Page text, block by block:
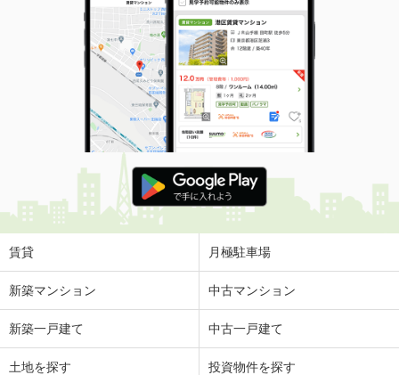
賃貸 月極駐車場
新築マンション 中古マンション
新築一戸建て 中古一戸建て
土地を探す 投資物件を探す